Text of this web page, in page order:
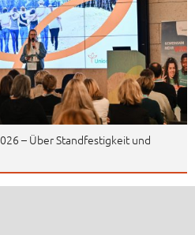
– Über Standfestigkeit und